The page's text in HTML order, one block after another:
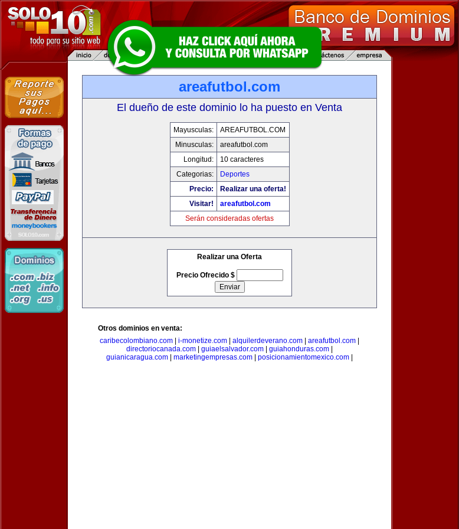
areafutbol.com
El dueño de este dominio lo ha puesto en Venta
Mayusculas:
AREAFUTBOL.COM
Minusculas:
areafutbol.com
Longitud:
10 caracteres
Categorias:
Deportes
Precio:
Realizar una oferta!
Visitar!
areafutbol.com
Serán consideradas ofertas
Realizar una Oferta
Precio Ofrecido $
Otros dominios en venta:
caribecolombiano.com
i-monetize.com alquilerdeverano.com areafutbol.com
directoriocanada.com
guiaelsalvador.com guiahonduras.com
guianicaragua.com
marketingempresas.com posicionamientomexico.com